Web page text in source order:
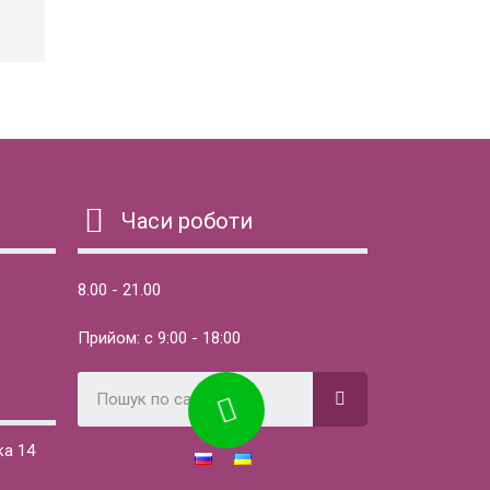
14
Часи роботи
8.00 - 21.00
Прийом: с 9:00 - 18:00